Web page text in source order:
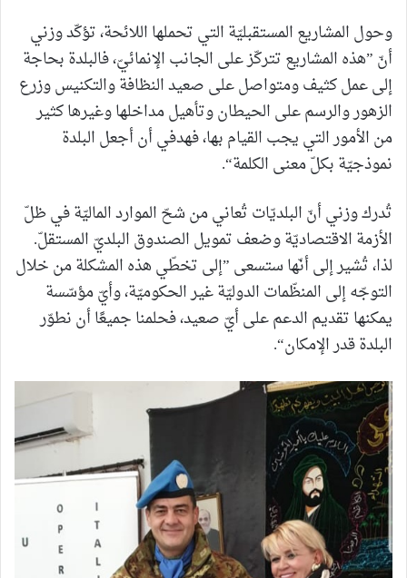
وحول المشاريع المستقبليّة التي تحملها اللائحة، تؤكّد وزني
أنّ ”هذه المشاريع تتركّز على الجانب الإنمائيّ، فالبلدة بحاجة
إلى عمل كثيف ومتواصل على صعيد النظافة والتكنيس وزرع
الزهور والرسم على الحيطان وتأهيل مداخلها وغيرها كثير
من الأمور التي يجب القيام بها، فهدفي أن أجعل البلدة
نموذجيّة بكلّ معنى الكلمة“.
تُدرك وزني أنّ البلديّات تُعاني من شحّ الموارد الماليّة في ظلّ
الأزمة الاقتصاديّة وضعف تمويل الصندوق البلديّ المستقلّ.
لذا، تُشير إلى أنّها ستسعى ”إلى تخطّي هذه المشكلة من خلال
التوجّه إلى المنظّمات الدوليّة غير الحكوميّة، وأيّ مؤسّسة
يمكنها تقديم الدعم على أيّ صعيد، فحلمنا جميعًا أن نطوّر
البلدة قدر الإمكان“.